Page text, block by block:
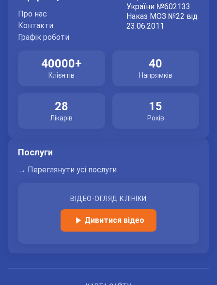
Про нас
Контакти
Графік роботи
України №602133
Наказ МОЗ №22 від
23.06.2011
40000+
Клієнтів
40
Напрямків
28
Лікарів
15
Років
Послуги
→ Переглянути усі послуги
ВІДЕО-ОГЛЯД КЛІНІКИ
Дивитися відео
Відправляючи данні я даю згоду на
обробку персональних
Ми отримали Ваше звернення.
Оператор зателефонує Вам найближчим